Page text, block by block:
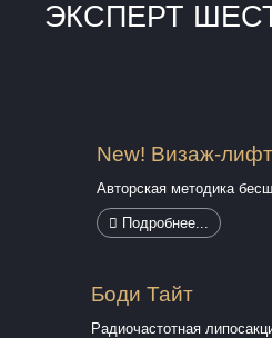
ЭКСПЕРТ
New! Визаж-лифт
Авторская методика
Подробнее...
Боди Тайт
Радиочастотная